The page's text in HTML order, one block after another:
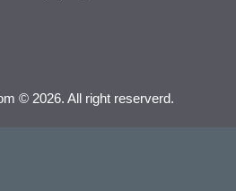
© 2026. All right reserverd.